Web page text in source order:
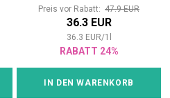
Preis vor Rabatt: 47.9 EUR
36.3 EUR
36.3 EUR/1
RABATT 24%
IN DEN WARENKORB